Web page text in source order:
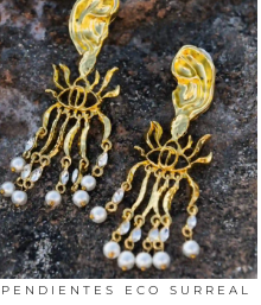
PENDIENTES ECO SURREAL